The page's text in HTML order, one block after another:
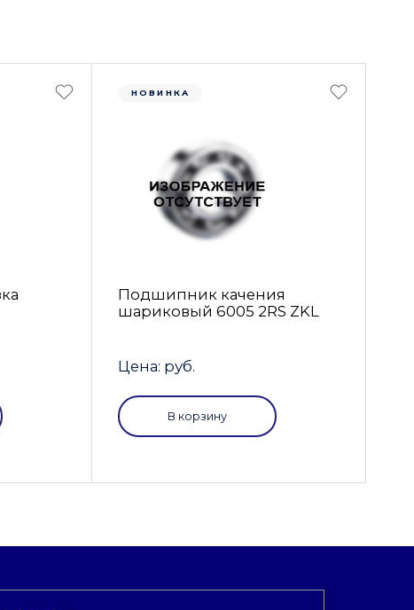
НОВИНКА
Подшипник качения
шариковый 6005 2RS ZKL
Цена: руб.
В корзину